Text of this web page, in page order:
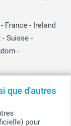
que d'autres
pour
- France - Ireland
- Suisse -
-
frais de port.